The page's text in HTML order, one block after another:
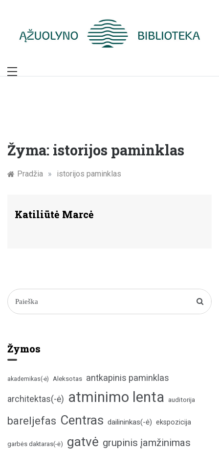
Žymūs Kauno
Žyma: istorijos paminklas
Pradžia » istorijos paminklas
Katiliūtė Marcė
Žymos
akademikas(-ė) Aleksotas antkapinis paminklas
architektas(-ė) atminimo lenta auditorija
bareljefas Centras dailininkas(-ė) ekspozicija
garbės daktaras(-ė) gatvė grupinis įamžinimas